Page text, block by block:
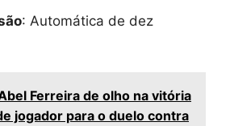
: Automática de dez
Ferreira de olho na vitória
jogador para o duelo contra